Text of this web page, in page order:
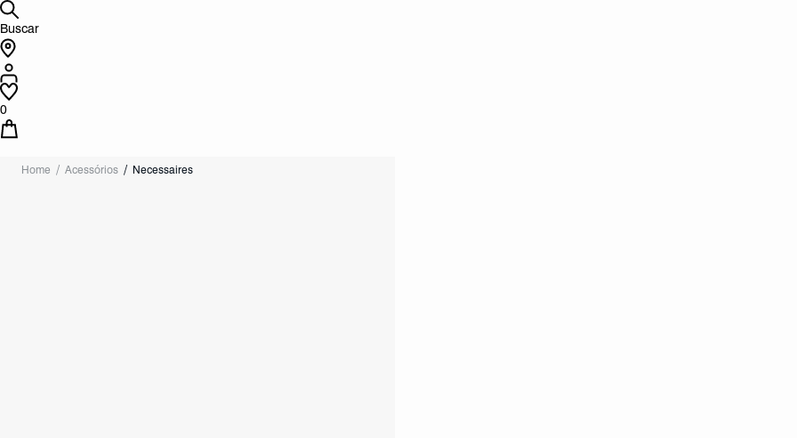
Buscar
0
Home Acessórios Necessaires